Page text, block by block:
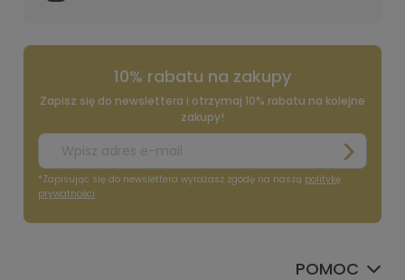
10% rabatu na zakupy
Zapisz się do newslettera i otrzymaj 10% rabatu na kolejne
zakupy!
*Zapisując się do newslettera wyrażasz zgodę na naszą politykę
prywatności
POMOC